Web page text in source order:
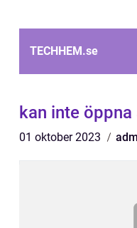
TECHHEM.se
kan inte
01 oktober 2023